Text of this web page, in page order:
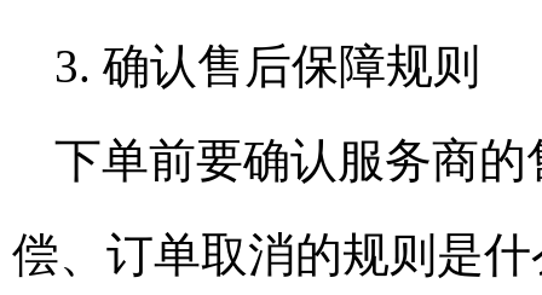
3. 确认售后保障规则
下单前要确认服务商
偿、订单取消的规则是